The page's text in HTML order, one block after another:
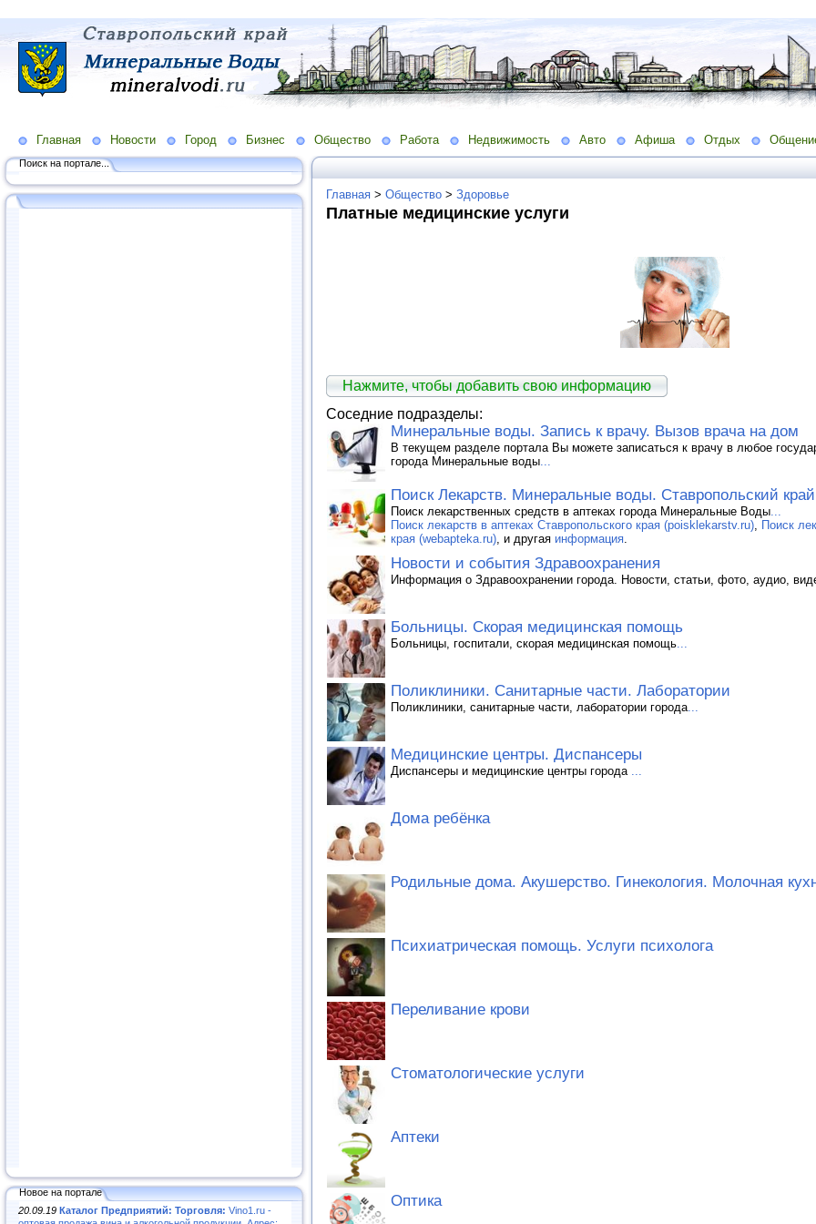
Главная Новости Город Бизнес Общество Работа Недвижимость Авто Афиша Отдых
Поиск на портале...
Новое на портале
20.09.19 Каталог Предприятий: Торговля: Vino1.ru -
Главная > Общество > Здоровье
Платные медицинские услуги
Нажмите, чтобы добавить свою информацию
Соседние подразделы:
Минеральные воды. Запись к врачу. Вызов врача на дом
В текущем разделе портала Вы можете записаться к врачу в любое
города Минеральные воды
Поиск Лекарств. Минеральные воды. Ставропольский край
Поиск лекарственных средств в аптеках города Минеральные Воды
Поиск лекарств в аптеках Ставропольского края (poisklekarstv.ru) Поиск
края (webapteka.ru) , и другая информация
Новости и события Здравоохранения
Информация о Здравоохранении города. Новости, статьи, фото, аудио,
Больницы. Скорая медицинская помощь
Больницы, госпитали, скорая медицинская помощь
Поликлиники. Санитарные части. Лаборатории
Поликлиники, санитарные части, лаборатории города
Медицинские центры. Диспансеры
Диспансеры и медицинские центры города
Дома ребёнка
Родильные дома. Акушерство. Гинекология. Молочная
Психиатрическая помощь. Услуги психолога
Переливание крови
Стоматологические услуги
Аптеки
Оптика